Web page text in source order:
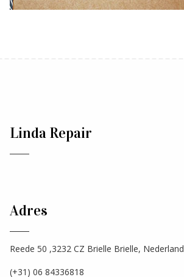
Linda Repair
Adres
Reede 50 ,3232 CZ Brielle Brielle, Nederland
(+31) 06 84336818